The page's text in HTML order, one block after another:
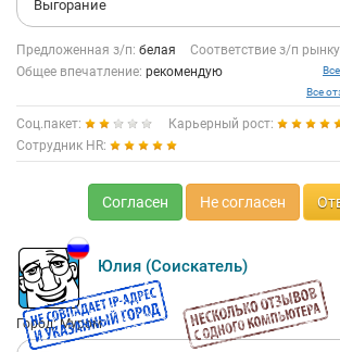
Выгорание
Предложенная з/п: белая Соответствие з/п
Общее впечатление: рекомендую
Все
Соц.пакет:
Карьерный рост:
Сотрудник HR:
Согласен Не согласен
Юлия (Соискатель)
Город: Муром